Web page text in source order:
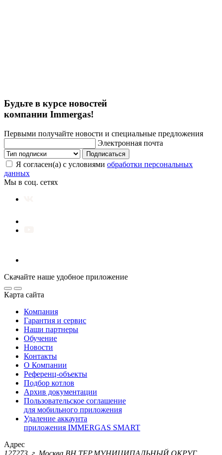
Будьте в курсе новостей
компании Immergas!
Первыми получайте новости и специальные предложения
Электронная почта
Подписаться
Я согласен(а) с условиями обработки персональных
данных
Мы в соц. сетях
Скачайте наше удобное приложение
Карта сайта
Компания
Гарантия и сервис
Наши партнеры
Обучение
Новости
Контакты
О Компании
Референц-объекты
Подбор котлов
Архив документации
Пользовательское соглашение
для мобильного приложения
Удаление аккаунта
приложения IMMERGAS SMART
Адрес
127273, г. Москва ВН.ТЕР.МУНИЦИПАЛЬНЫЙ ОКРУГ